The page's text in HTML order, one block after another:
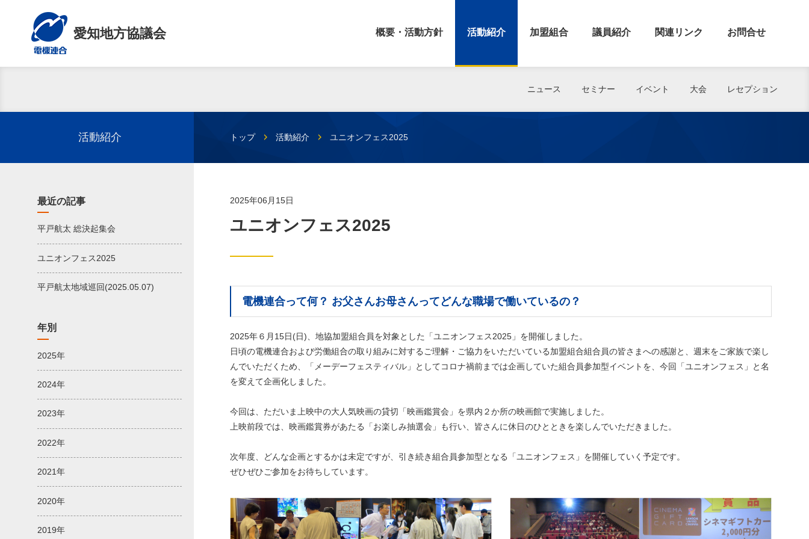
愛知地方協議会 概要・活動方針 活動紹介 加盟組合 議員紹介 関連リンク お問合せ
ニュース セミナー イベント 大会 レセプション
トップ 活動紹介 ユニオンフェス2025
活動紹介
2025年06月15日
ユニオンフェス2025
電機連合って何？ お父さんお母さんってどんな職場で働いているの？
2025年６月15日(日)、地協加盟組合員を対象とした「ユニオンフェス2025」を開催しました。
日頃の電機連合および労働組合の取り組みに対するご理解・ご協力をいただいている加盟組合組合員の皆さまへの感謝と、週末をご家族で楽し
んでいただくため、「メーデーフェスティバル」としてコロナ禍前までは企画していた組合員参加型イベントを、今回「ユニオンフェス」と名
を変えて企画化しました。
今回は、ただいま上映中の大人気映画の貸切「映画鑑賞会」を県内２か所の映画館で実施しました。
上映前段では、映画鑑賞券があたる「お楽しみ抽選会」も行い、皆さんに休日のひとときを楽しんでいただきました。
次年度、どんな企画とするかは未定ですが、引き続き組合員参加型となる「ユニオンフェス」を開催していく予定です。
ぜひぜひご参加をお待ちしています。
最近の記事
平戸航太 総決起集会
ユニオンフェス2025
平戸航太地域巡回(2025.05.07)
年別
2025年
2024年
2023年
2022年
2021年
2020年
2019年